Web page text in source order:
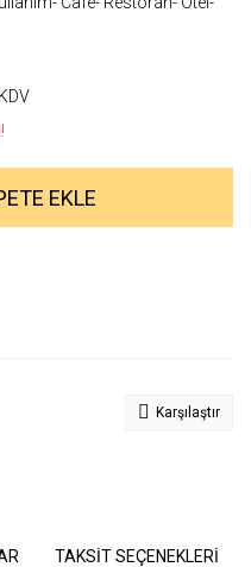
EKLE
Karşılaştır
TAKSİT SEÇENEKLERİ